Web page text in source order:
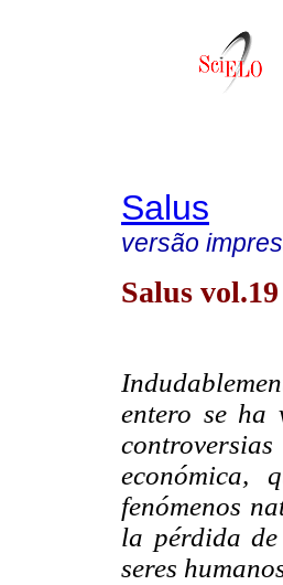
Salus
versão
Salus
entero se ha
económica,
fenómenos
la pérdida
seres